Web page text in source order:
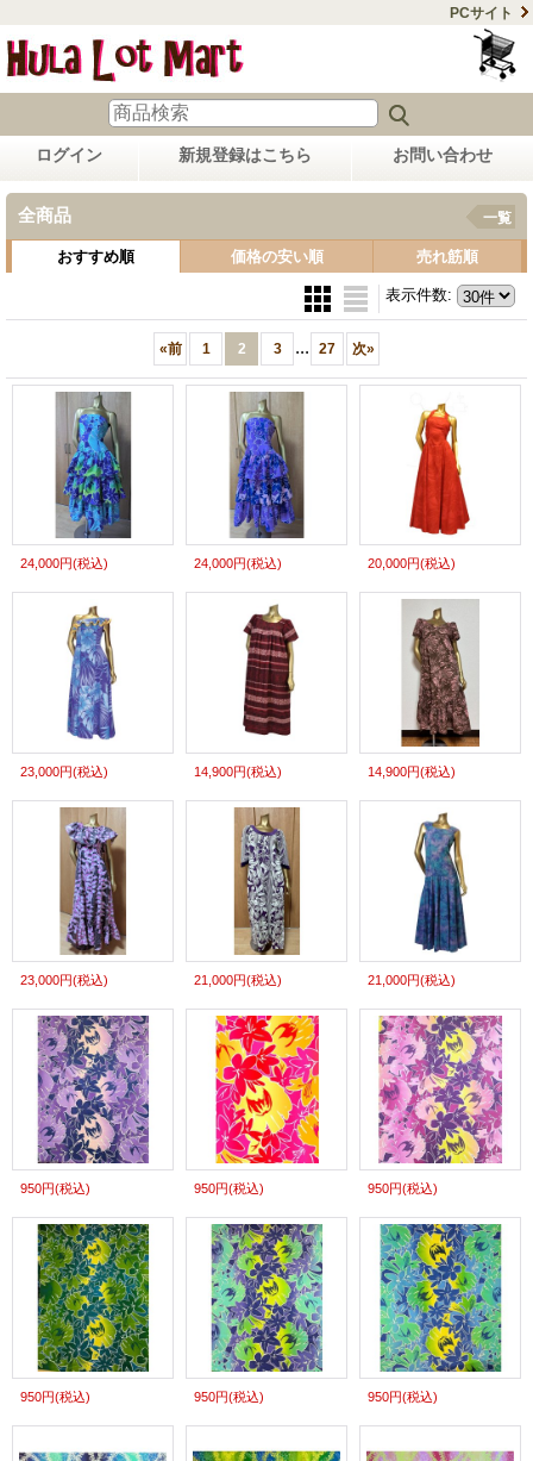
PCサイト
ログイン 新規登録はこちら お問い合わせ
全商品 一覧
おすすめ順 価格の安い順 売れ筋順
表示件数:
«前 1 2 3 ... 27 次»
24,000円(税込) 24,000円(税込) 20,000円(税込)
23,000円(税込) 14,900円(税込) 14,900円(税込)
23,000円(税込) 21,000円(税込) 21,000円(税込)
950円(税込) 950円(税込) 950円(税込)
950円(税込) 950円(税込) 950円(税込)